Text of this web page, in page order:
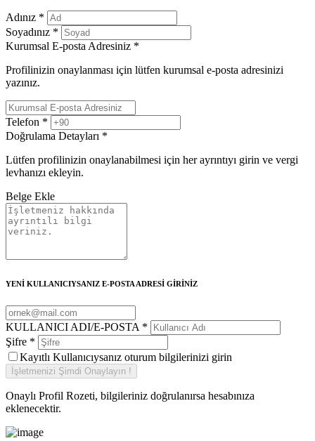
Adınız *
Soyadınız *
Kurumsal E-posta Adresiniz *
Profilinizin onaylanması için lütfen kurumsal e-posta adresinizi
yazınız.
Telefon *
Doğrulama Detayları *
Lütfen profilinizin onaylanabilmesi için her ayrıntıyı girin ve vergi
levhanızı ekleyin.
Belge Ekle
YENİ KULLANICIYSANIZ E-POSTA ADRESİ GİRİNİZ
KULLANICI ADI/E-POSTA *
Şifre *
Kayıtlı Kullanıcıysanız oturum bilgilerinizi girin
Onaylı Profil Rozeti, bilgileriniz doğrulanırsa hesabınıza
eklenecektir.